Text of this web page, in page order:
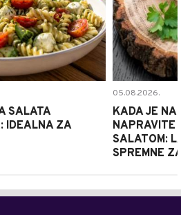
SALATA
IDEALNA ZA
05.08.2026.
KADA JE
NAPRAVITE
SALATOM:
SPREMNE